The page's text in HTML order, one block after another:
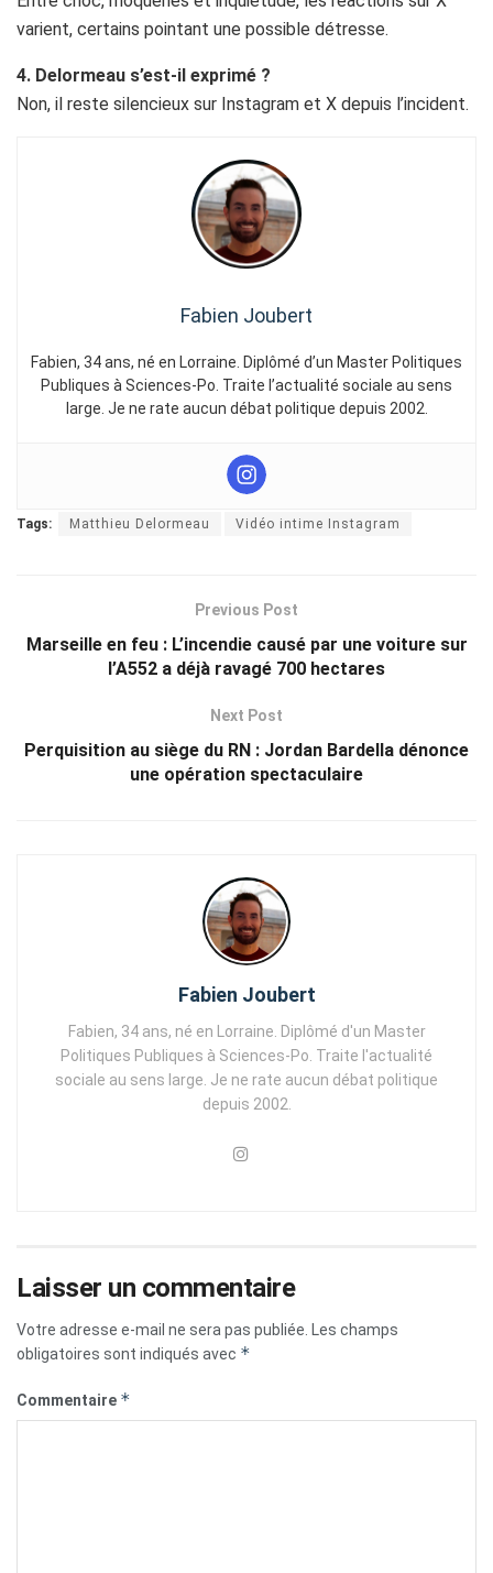
varient, certains pointant une possible détresse.
4. Delormeau s’est-il exprimé ?
Non, il reste silencieux sur Instagram et X depuis l’incident.
Fabien Joubert
Fabien, 34 ans, né en Lorraine. Diplômé d’un Master Politiques
Publiques à Sciences-Po. Traite l’actualité sociale au sens
large. Je ne rate aucun débat politique depuis 2002.
Tags: Matthieu Delormeau Vidéo intime Instagram
Previous Post
Marseille en feu : L’incendie causé par une voiture sur
l’A552 a déjà ravagé 700 hectares
Next Post
Perquisition au siège du RN : Jordan Bardella dénonce
une opération spectaculaire
Fabien Joubert
Fabien, 34 ans, né en Lorraine. Diplômé d'un Master
Politiques Publiques à Sciences-Po. Traite l'actualité
sociale au sens large. Je ne rate aucun débat politique
depuis 2002.
Laisser un commentaire
Votre adresse e-mail ne sera pas publiée. Les champs
obligatoires sont indiqués avec *
Commentaire *